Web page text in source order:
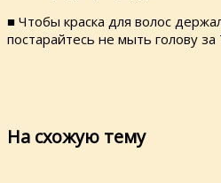
■ Чтобы краска для волос
постарайтесь не мыть голову за
На схожую тему